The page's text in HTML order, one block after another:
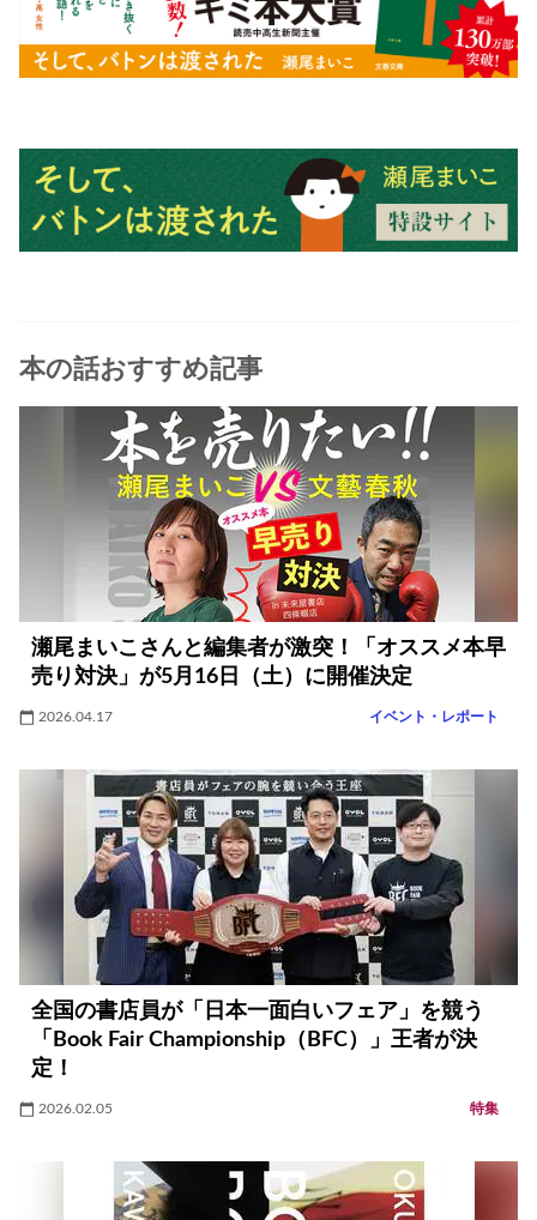
本の話おすすめ記事
瀬尾まいこさんと編集者が激突！「オススメ本早
売り対決」が5月16日（土）に開催決定
2026.04.17 イベント・レポート
全国の書店員が「日本一面白いフェア」を競う
「Book Fair Championship（BFC）」王者が決
定！
2026.02.05 特集